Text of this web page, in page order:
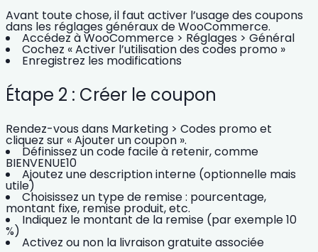
Avant toute chose, il faut activer l’usage des coupons
dans les réglages généraux de WooCommerce.
Accédez à WooCommerce > Réglages > Général
Cochez « Activer l’utilisation des codes promo »
Enregistrez les modifications
Étape 2 : Créer le coupon
Rendez-vous dans Marketing > Codes promo et
cliquez sur « Ajouter un coupon ».
Définissez un code facile à retenir, comme
BIENVENUE10
Ajoutez une description interne (optionnelle mais
utile)
Choisissez un type de remise : pourcentage,
montant fixe, remise produit, etc.
Indiquez le montant de la remise (par exemple 10
%)
Activez ou non la livraison gratuite associée